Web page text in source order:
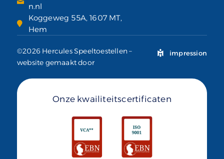
n.nl
Koggeweg 55A, 1607 MT,
Hem
©2026 Hercules Speeltoestellen –
website gemaakt door
impression
Onze kwailiteitscertificaten